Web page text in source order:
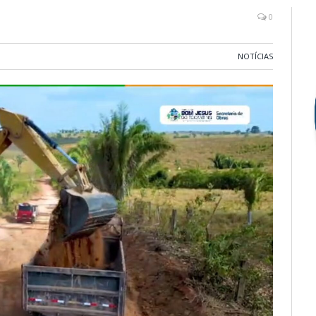
0
NOTÍCIAS